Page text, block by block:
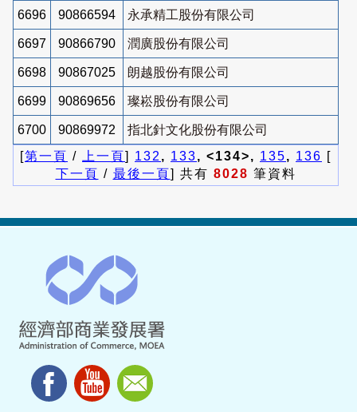
6696 90866594 永承精工股份有限公司
6697 90866790 潤廣股份有限公司
6698 90867025 朗越股份有限公司
6699 90869656 璨崧股份有限公司
6700 90869972
指北針文化股份有限公司
[第一頁 / 上一頁] 132 , 133, <134>, 135, 136 [
下一頁 / 最後一頁] 共有 8028 筆資料